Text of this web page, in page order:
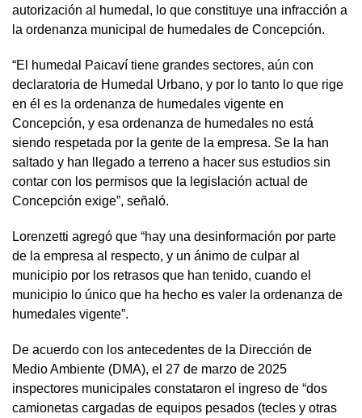
autorización al humedal, lo que constituye una infracción a
la ordenanza municipal de humedales de Concepción.
“El humedal Paicaví tiene grandes sectores, aún con
declaratoria de Humedal Urbano, y por lo tanto lo que rige
en él es la ordenanza de humedales vigente en
Concepción, y esa ordenanza de humedales no está
siendo respetada por la gente de la empresa. Se la han
saltado y han llegado a terreno a hacer sus estudios sin
contar con los permisos que la legislación actual de
Concepción exige”, señaló.
Lorenzetti agregó que “hay una desinformación por parte
de la empresa al respecto, y un ánimo de culpar al
municipio por los retrasos que han tenido, cuando el
municipio lo único que ha hecho es valer la ordenanza de
humedales vigente”.
De acuerdo con los antecedentes de la Dirección de
Medio Ambiente (DMA), el 27 de marzo de 2025
inspectores municipales constataron el ingreso de “dos
camionetas cargadas de equipos pesados (tecles y otras